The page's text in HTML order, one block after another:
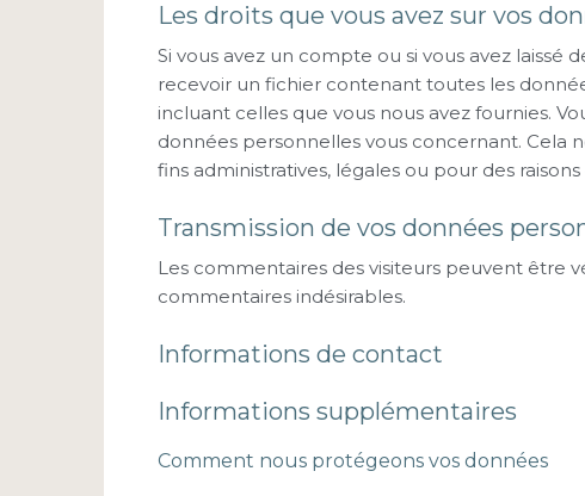
Les droits que vous avez sur vos
Si vous avez un compte ou si vous avez laissé
recevoir un fichier contenant toutes les
incluant celles que vous nous avez fournies.
données personnelles vous concernant. Cela
fins administratives, légales ou pour des
Transmission de vos données
Les commentaires des visiteurs peuvent être
commentaires indésirables.
Informations de contact
Informations supplémentaires
Comment nous protégeons vos données